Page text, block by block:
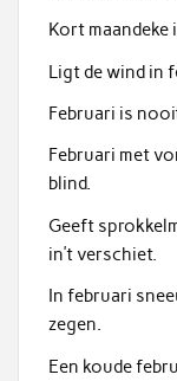
Kort maandeke
Ligt de wind in
Februari is
Februari met
blind.
Geeft
in’t verschiet.
In februari
zegen.
Een koude